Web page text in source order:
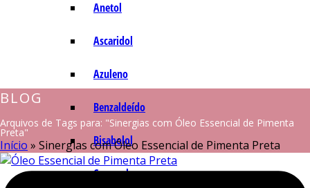
Anetol
Ascaridol
Azuleno
Benzaldeído
Bisabolol
Camazuleno
BLOG
Arquivos de Tags para: "Sinergias com Óleo Essencial de Pimenta
Preta"
Início » Sinergias com Óleo Essencial de Pimenta Preta